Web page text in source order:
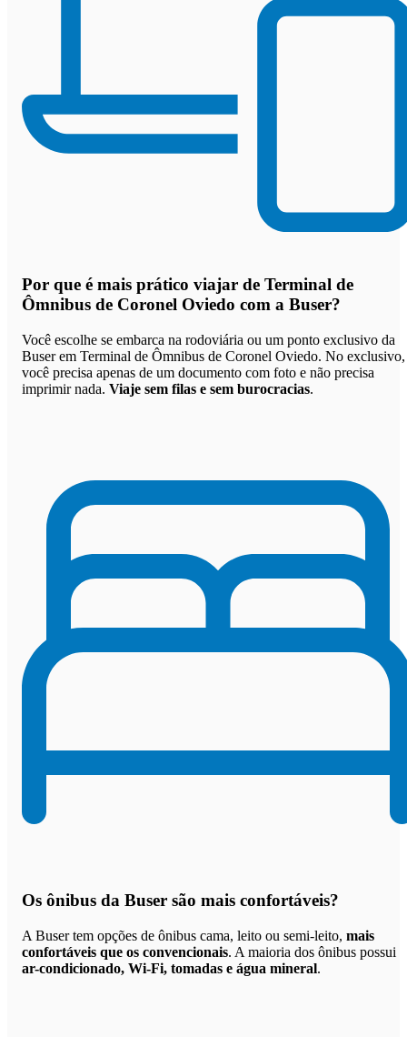
Por que é mais prático viajar de Terminal de
Ômnibus de Coronel Oviedo com a Buser?
Você escolhe se embarca na rodoviária ou um ponto exclusivo da
Buser em Terminal de Ômnibus de Coronel Oviedo. No exclusivo,
você precisa apenas de um documento com foto e não precisa
imprimir nada. Viaje sem filas e sem burocracias.
Os ônibus da Buser são mais confortáveis?
A Buser tem opções de ônibus cama, leito ou semi-leito, mais
confortáveis que os convencionais. A maioria dos ônibus possui
ar-condicionado, Wi-Fi, tomadas e água mineral.